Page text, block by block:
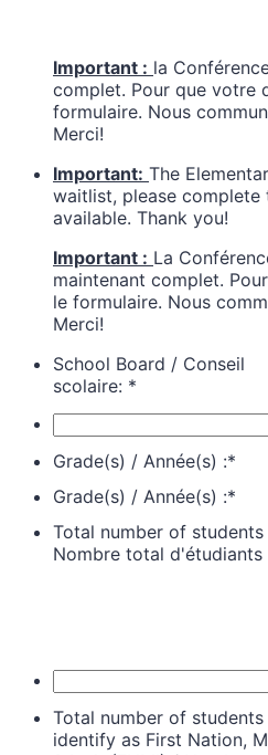
Important : la
complet. Pour que votre
formulaire. Nous
Merci!
Important: The
waitlist, please
available. Thank you!
Important : La
maintenant complet.
le formulaire. Nous
Merci!
School Board / Conseil
scolaire: *
Grade(s) / Année(s) :*
Grade(s) / Année(s) :*
Total number of
Nombre total d'étudiants
Total number of
identify as First Nation,